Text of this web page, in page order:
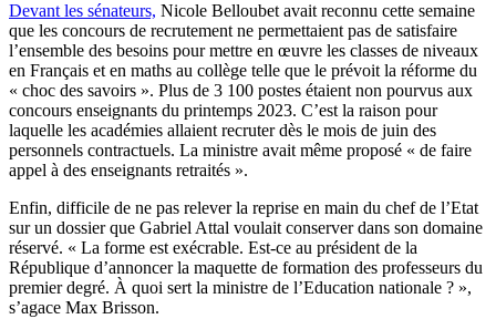
Devant les sénateurs, Nicole Belloubet avait reconnu cette semaine
que les concours de recrutement ne permettaient pas de satisfaire
l’ensemble des besoins pour mettre en œuvre les classes de niveaux
en Français et en maths au collège telle que le prévoit la réforme du
« choc des savoirs ». Plus de 3 100 postes étaient non pourvus aux
concours enseignants du printemps 2023. C’est la raison pour
laquelle les académies allaient recruter dès le mois de juin des
personnels contractuels. La ministre avait même proposé « de faire
appel à des enseignants retraités ».
Enfin, difficile de ne pas relever la reprise en main du chef de l’Etat
sur un dossier que Gabriel Attal voulait conserver dans son domaine
réservé. « La forme est exécrable. Est-ce au président de la
République d’annoncer la maquette de formation des professeurs du
premier degré. À quoi sert la ministre de l’Education nationale ? »,
s’agace Max Brisson.